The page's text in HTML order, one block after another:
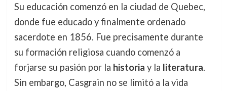
Su educación comenzó en la ciudad de Quebec,
donde fue educado y finalmente ordenado
sacerdote en 1856. Fue precisamente durante
su formación religiosa cuando comenzó a
forjarse su pasión por la historia y la literatura.
Sin embargo, Casgrain no se limitó a la vida